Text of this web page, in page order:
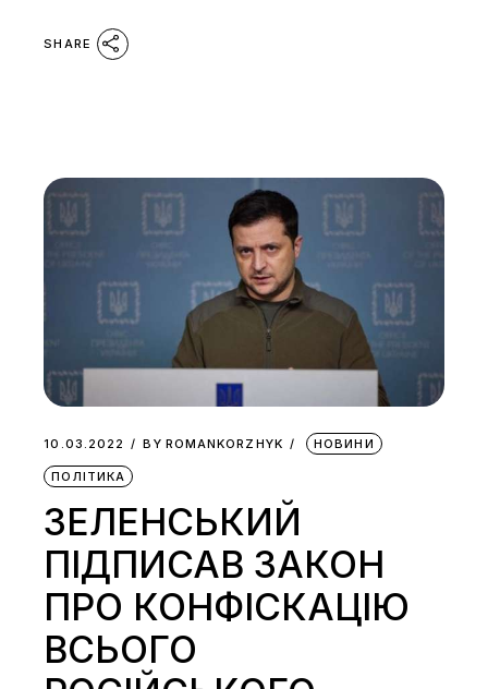
SHARE
10.03.2022 BY ROMANKORZHYK НОВИНИ
ПОЛІТИКА
ЗЕЛЕНСЬКИЙ
ПІДПИСАВ ЗАКОН
ПРО КОНФІСКАЦІЮ
ВСЬОГО